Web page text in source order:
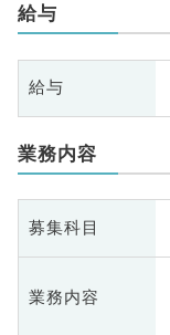
給与
給与
業務内容
募集科目
業務内容